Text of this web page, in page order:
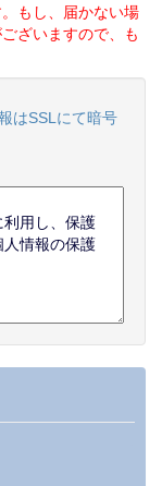
もし、届かない場
ざいますので、も
はSSLにて暗号